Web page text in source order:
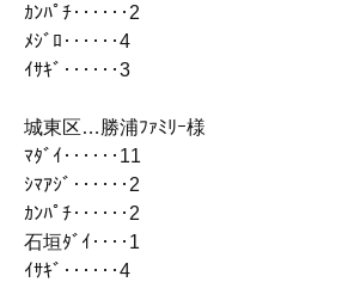
ｶﾝﾊﾟﾁ‥‥‥2
ﾒｼﾞﾛ‥‥‥4
ｲｻｷﾞ‥‥‥3
城東区…勝浦ﾌｧﾐﾘｰ様
ﾏﾀﾞｲ‥‥‥11
ｼﾏｱｼﾞ‥‥‥2
ｶﾝﾊﾟﾁ‥‥‥2
石垣ﾀﾞｲ‥‥1
ｲｻｷﾞ‥‥‥4